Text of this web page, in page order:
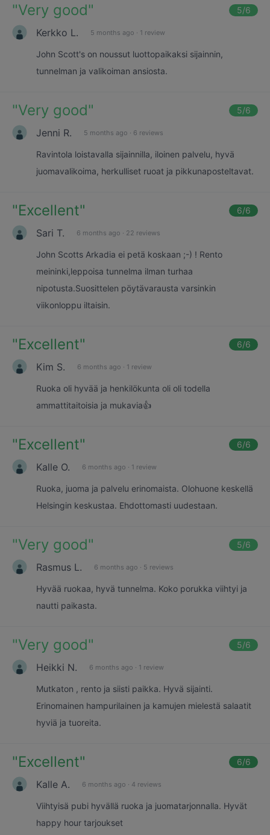
"Very good" 5/6
Kerkko L. 5 months ago · 1 review
John Scott's on noussut luottopaikaksi sijainnin,
tunnelman ja valikoiman ansiosta.
"Very good" 5/6
Jenni R. 5 months ago · 6 reviews
Ravintola loistavalla sijainnilla, iloinen palvelu, hyvä
juomavalikoima, herkulliset ruoat ja pikkunaposteltavat.
"Excellent" 6/6
Sari T. 6 months ago · 22 reviews
John Scotts Arkadia ei petä koskaan ;-) ! Rento
meininki,leppoisa tunnelma ilman turhaa
nipotusta.Suosittelen pöytävarausta varsinkin
viikonloppu iltaisin.
"Excellent" 6/6
Kim S. 6 months ago · 1 review
Ruoka oli hyvää ja henkilökunta oli oli todella
ammattitaitoisia ja mukavia👍
"Excellent" 6/6
Kalle O. 6 months ago · 1 review
Ruoka, juoma ja palvelu erinomaista. Olohuone keskellä
Helsingin keskustaa. Ehdottomasti uudestaan.
"Very good" 5/6
Rasmus L. 6 months ago · 5 reviews
Hyvää ruokaa, hyvä tunnelma. Koko porukka viihtyi ja
nautti paikasta.
"Very good" 5/6
Heikki N. 6 months ago · 1 review
Mutkaton , rento ja siisti paikka. Hyvä sijainti.
Erinomainen hampurilainen ja kamujen mielestä salaatit
hyviä ja tuoreita.
"Excellent" 6/6
Kalle A. 6 months ago · 4 reviews
Viihtyisä pubi hyvällä ruoka ja juomatarjonnalla. Hyvät
happy hour tarjoukset